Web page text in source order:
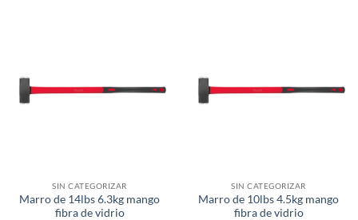
SIN CATEGORIZAR
Marro de 14lbs 6.3kg mango
fibra de vidrio
SIN CATEGORIZAR
Marro de 10lbs 4.5kg mango
fibra de vidrio